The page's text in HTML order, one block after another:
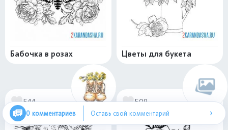
Бабочка в розах Цветы для букета
544 509
0 комментариев Оставь свой комментарий ›